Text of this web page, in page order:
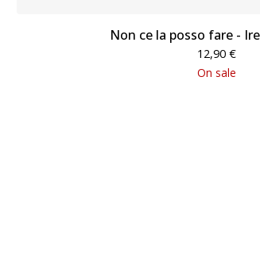
Non ce la posso fare -
12,90 €
On sale